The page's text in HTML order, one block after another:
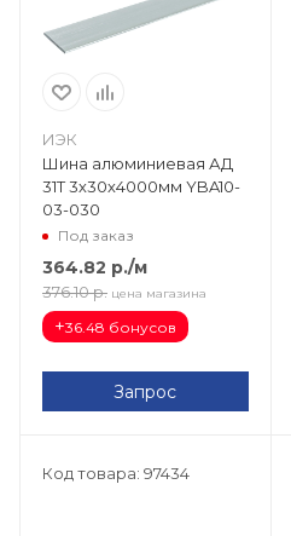
ИЭК
Шина алюминиевая АД
31Т 3х30х4000мм YBA10-
03-030
Под заказ
364.82 р./м
376.10 р. цена магазина
+36.48 бонусов
Запрос
Код товара: 97434